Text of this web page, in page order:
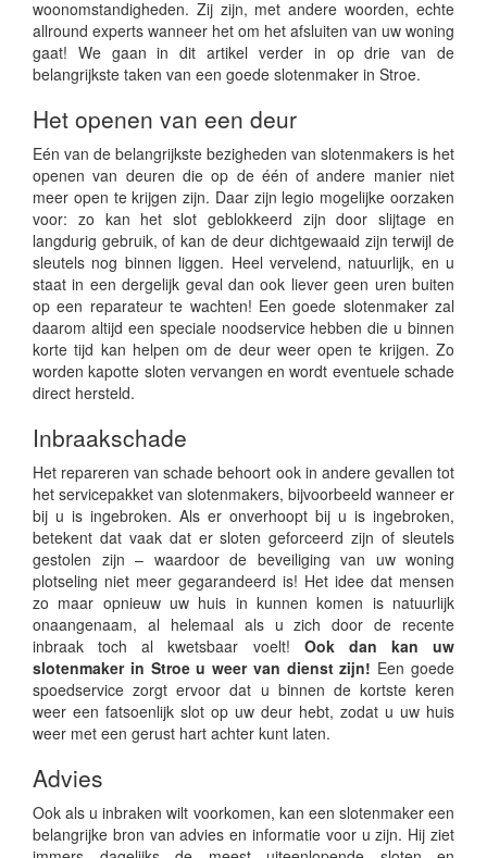
woonomstandigheden. Zij zijn, met andere woorden, echte
allround experts wanneer het om het afsluiten van uw woning
gaat! We gaan in dit artikel verder in op drie van de
belangrijkste taken van een goede slotenmaker in Stroe.
Het openen van een deur
Eén van de belangrijkste bezigheden van slotenmakers is het
openen van deuren die op de één of andere manier niet
meer open te krijgen zijn. Daar zijn legio mogelijke oorzaken
voor: zo kan het slot geblokkeerd zijn door slijtage en
langdurig gebruik, of kan de deur dichtgewaaid zijn terwijl de
sleutels nog binnen liggen. Heel vervelend, natuurlijk, en u
staat in een dergelijk geval dan ook liever geen uren buiten
op een reparateur te wachten! Een goede slotenmaker zal
daarom altijd een speciale noodservice hebben die u binnen
korte tijd kan helpen om de deur weer open te krijgen. Zo
worden kapotte sloten vervangen en wordt eventuele schade
direct hersteld.
Inbraakschade
Het repareren van schade behoort ook in andere gevallen tot
het servicepakket van slotenmakers, bijvoorbeeld wanneer er
bij u is ingebroken. Als er onverhoopt bij u is ingebroken,
betekent dat vaak dat er sloten geforceerd zijn of sleutels
gestolen zijn – waardoor de beveiliging van uw woning
plotseling niet meer gegarandeerd is! Het idee dat mensen
zo maar opnieuw uw huis in kunnen komen is natuurlijk
onaangenaam, al helemaal als u zich door de recente
inbraak toch al kwetsbaar voelt! Ook dan kan uw
slotenmaker in Stroe u weer van dienst zijn! Een goede
spoedservice zorgt ervoor dat u binnen de kortste keren
weer een fatsoenlijk slot op uw deur hebt, zodat u uw huis
weer met een gerust hart achter kunt laten.
Advies
Ook als u inbraken wilt voorkomen, kan een slotenmaker een
belangrijke bron van advies en informatie voor u zijn. Hij ziet